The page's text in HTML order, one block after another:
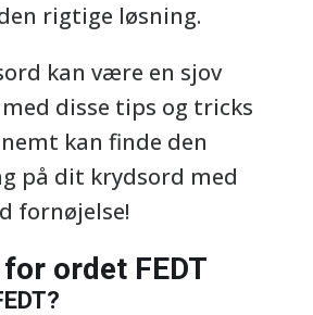
rigtige løsning.
kan være en sjov
disse tips og tricks
kan finde den
på dit krydsord med
fornøjelse!
ordet FEDT